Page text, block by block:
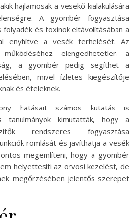
hajlamosak a vesekő kialakulására
A gyömbér fogyasztása
és toxinok eltávolításában a
enyhítve a vesék terhelését. Az
elengedhetetlen a
a gyömbér pedig segíthet a
mivel ízletes kiegészítője
és ételeknek.
hatásait számos kutatás is
tanulmányok kimutatták, hogy a
rendszeres fogyasztása
romlását és javíthatja a vesék
megemlíteni, hogy a gyömbér
helyettesíti az orvosi kezelést, de
megőrzésében jelentős szerepet